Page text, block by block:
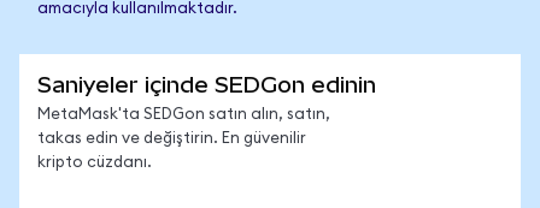
amacıyla kullanılmaktadır.
Saniyeler içinde SEDGon edinin
MetaMask'ta SEDGon satın alın, satın,
takas edin ve değiştirin. En güvenilir
kripto cüzdanı.